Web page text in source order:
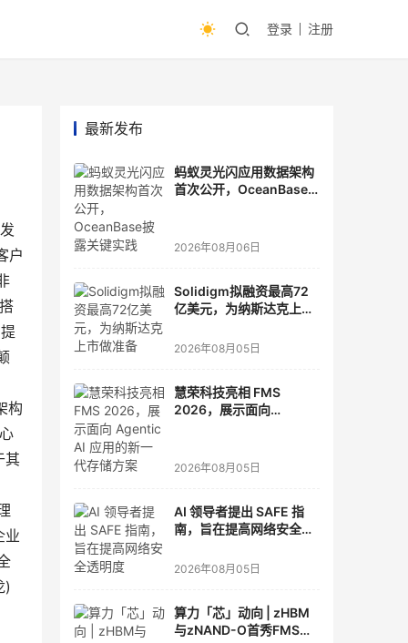
登录 注册
户
构
其
业
)
最新发布
蚂蚁灵光闪应用数据架构
首次公开，OceanBase
2026年08月06日
Solidigm拟融资最高72
亿美元，为纳斯达克上市
2026年08月05日
慧荣科技亮相 FMS
2026，展示面向
2026年08月05日
AI 领导者提出 SAFE 指
南，旨在提高网络安全透
2026年08月05日
算力「芯」动向 | zHBM
与zNAND-O首秀FMS